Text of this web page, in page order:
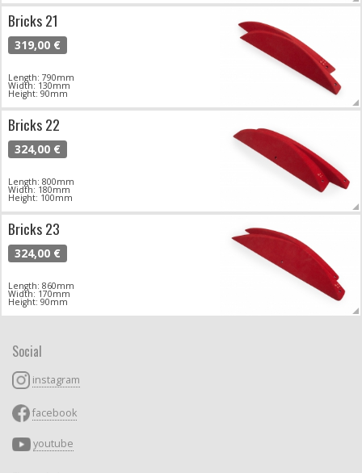
Bricks 21
319,00 €
Length: 790mm
Width: 130mm
Height: 90mm
Bricks 22
324,00 €
Length: 800mm
Width: 180mm
Height: 100mm
Bricks 23
324,00 €
Length: 860mm
Width: 170mm
Height: 90mm
Social
instagram
facebook
youtube